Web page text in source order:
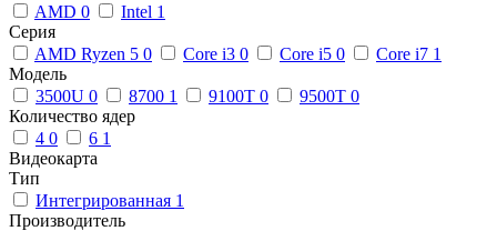
AMD 0 Intel 1
Серия
AMD Ryzen 5 0 Core i3 0 Core i5 0 Core i7 1
Модель
3500U 0 8700 1 9100T 0 9500T 0
Количество ядер
4 0 6 1
Видеокарта
Тип
Интегрированная 1
Производитель